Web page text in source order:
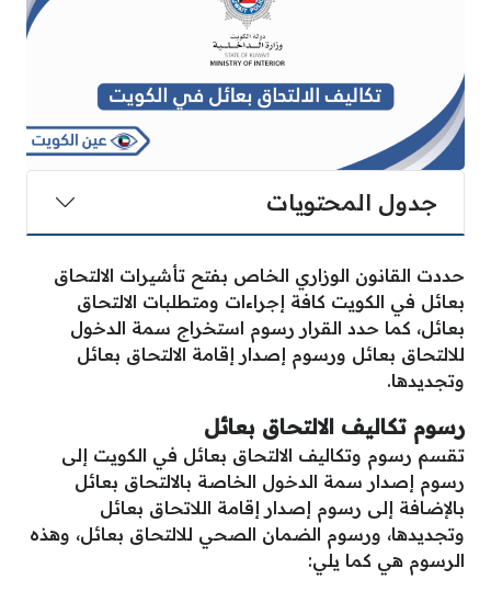
جدول المحتويات
حددت القانون الوزاري الخاص بفتح تأشيرات الالتحاق
بعائل في الكويت كافة إجراءات ومتطلبات الالتحاق
بعائل، كما حدد القرار رسوم استخراج سمة الدخول
للالتحاق بعائل ورسوم إصدار إقامة الالتحاق بعائل
وتجديدها.
رسوم تكاليف الالتحاق بعائل
تقسم رسوم وتكاليف الالتحاق بعائل في الكويت إلى
رسوم إصدار سمة الدخول الخاصة بالالتحاق بعائل
بالإضافة إلى رسوم إصدار إقامة اللاتحاق بعائل
وتجديدها، ورسوم الضمان الصحي للالتحاق بعائل، وهذه
الرسوم هي كما يلي: